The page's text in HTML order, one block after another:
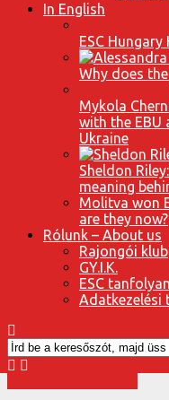
In English
ESC
Why does
Mykola
with the EBU
Ukraine
Sheldon
meaning
Molitva won
are they now?
Rólunk – About us
Rajongói klub
GY.I.K.
ESC
Adatkezelési